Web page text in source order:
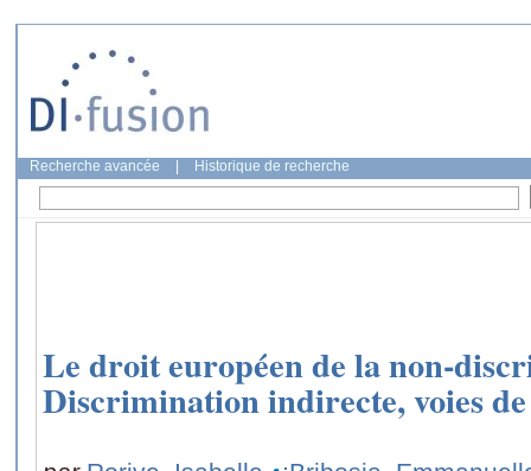
Recherche avancée Historique de recherche
Le droit européen de la non-
Discrimination indirecte, voies